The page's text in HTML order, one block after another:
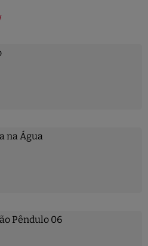
na Água
Pêndulo 06